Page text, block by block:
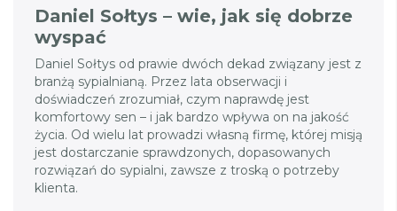
Daniel Sołtys – wie, jak się dobrze
wyspać
Daniel Sołtys od prawie dwóch dekad związany jest z
branżą sypialnianą. Przez lata obserwacji i
doświadczeń zrozumiał, czym naprawdę jest
komfortowy sen – i jak bardzo wpływa on na jakość
życia. Od wielu lat prowadzi własną firmę, której misją
jest dostarczanie sprawdzonych, dopasowanych
rozwiązań do sypialni, zawsze z troską o potrzeby
klienta.